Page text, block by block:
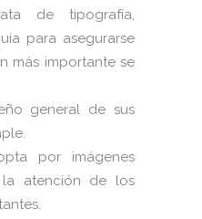
de tipografía,
para asegurarse
más importante se
general de sus
por imágenes
atención de los